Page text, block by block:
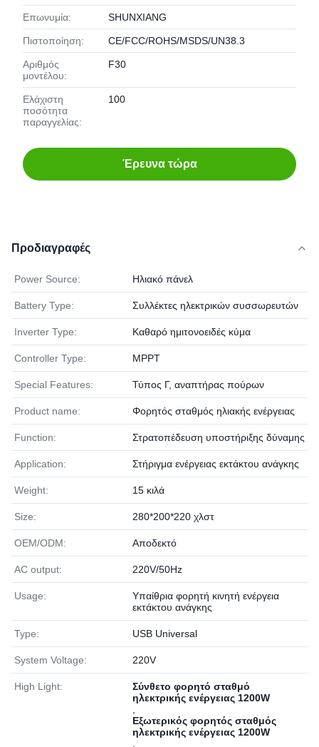
Επωνυμία: SHUNXIANG
Πιστοποίηση: CE/FCC/ROHS/MSDS/UN38.3
Αριθμός
μοντέλου:
F30
Ελάχιστη
ποσότητα
παραγγελίας:
100
Έρευνα τώρα
Προδιαγραφές
Power Source: Ηλιακό πάνελ
Battery Type: Συλλέκτες ηλεκτρικών συσσωρευτών
Inverter Type: Καθαρό ημιτονοειδές κύμα
Controller Type: MPPT
Special Features: Τύπος Γ, αναπτήρας πούρων
Product name: Φορητός σταθμός ηλιακής ενέργειας
Function: Στρατοπέδευση υποστήριξης δύναμης
Application: Στήριγμα ενέργειας εκτάκτου ανάγκης
Weight: 15 κιλά
Size: 280*200*220 χλστ
OEM/ODM: Αποδεκτό
AC output: 220V/50Hz
Usage:
Υπαίθρια φορητή κινητή ενέργεια
εκτάκτου ανάγκης
Type: USB Universal
System Voltage: 220V
High Light:
Σύνθετο φορητό σταθμό
ηλεκτρικής ενέργειας 1200W
Εξωτερικός φορητός σταθμός
ηλεκτρικής ενέργειας 1200W